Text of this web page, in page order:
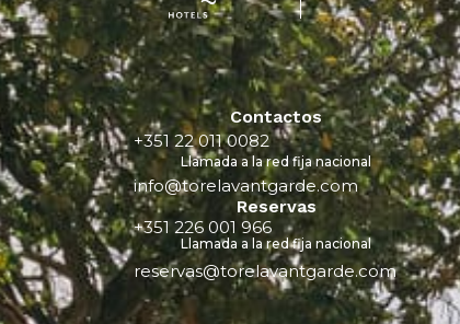
Contactos
+351 22 011 0082
Llamada a la red fija nacional
info@torelavantgarde.com
Reservas
+351 226 001 966
Llamada a la red fija nacional
reservas@torelavantgarde.com